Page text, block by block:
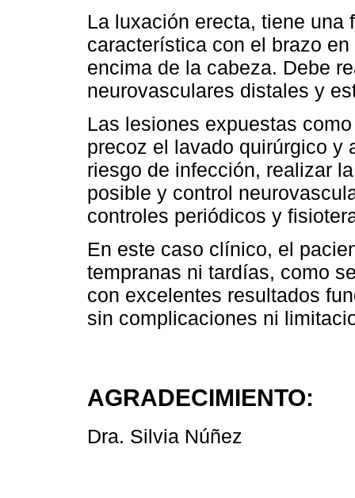
La luxación erecta, tiene
característica con el brazo
encima de la cabeza. Debe
neurovasculares distales y
Las lesiones expuestas
precoz el lavado quirúrgico y
riesgo de infección, realizar
posible y control
controles periódicos y
En este caso clínico, el
tempranas ni tardías, como
con excelentes resultados
sin complicaciones ni
AGRADECIMIENTO:
Dra. Silvia Núñez